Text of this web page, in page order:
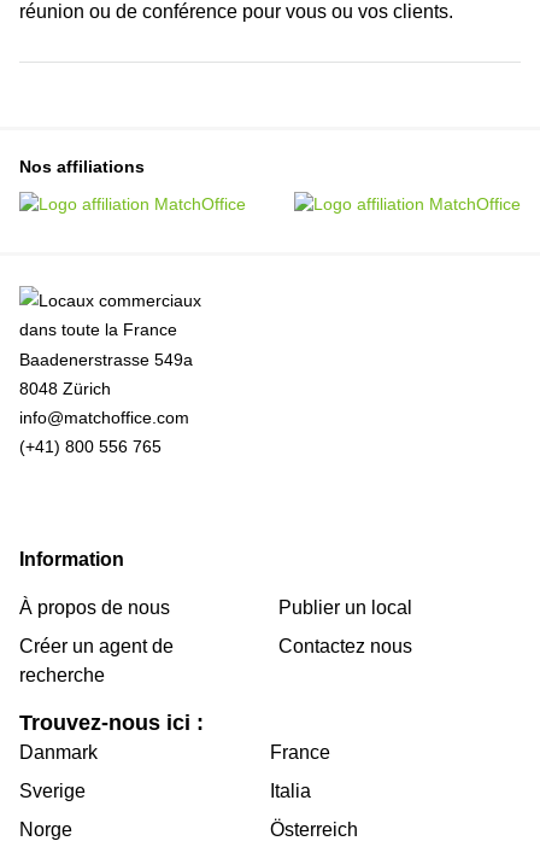
réunion ou de conférence pour vous ou vos clients.
Nos affiliations
Baadenerstrasse 549a
8048 Zürich
info@matchoffice.com
(+41) 800 556 765
Information
À propos de nous
Créer un agent de
recherche
Publier un local
Contactez nous
Trouvez-nous ici :
Danmark
Sverige
Norge
France
Italia
Österreich